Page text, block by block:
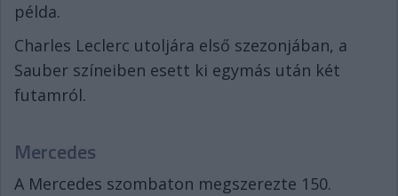
példa.
Charles Leclerc utoljára első szezonjában, a
Sauber színeiben esett ki egymás után két
futamról.
Mercedes
A Mercedes szombaton megszerezte 150.